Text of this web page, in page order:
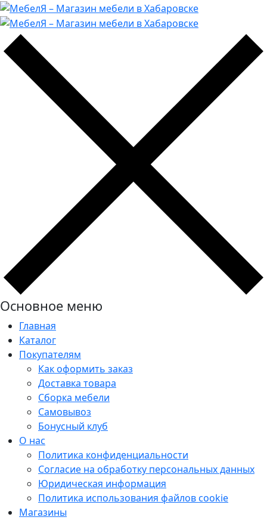
Основное меню
Главная
Каталог
Покупателям
Как оформить заказ
Доставка товара
Сборка мебели
Самовывоз
Бонусный клуб
О нас
Политика конфиденциальности
Согласие на обработку персональных данных
Юридическая информация
Политика использования файлов cookie
Магазины